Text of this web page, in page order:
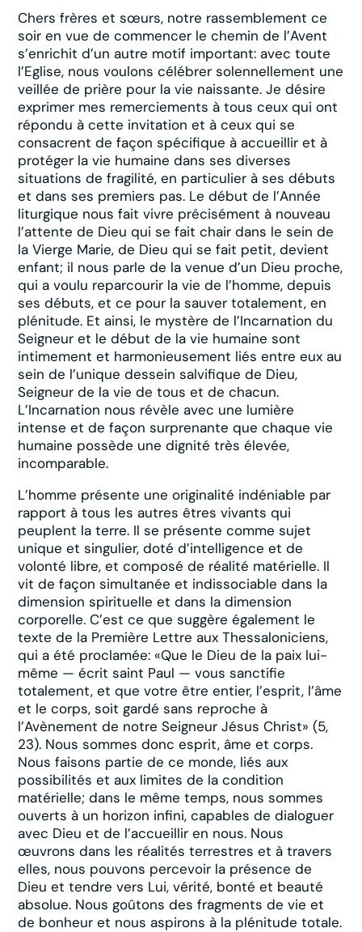
Chers frères et sœurs, notre rassemblement ce
soir en vue de commencer le chemin de l’Avent
s’enrichit d’un autre motif important: avec toute
l’Eglise, nous voulons célébrer solennellement une
veillée de prière pour la vie naissante. Je désire
exprimer mes remerciements à tous ceux qui ont
répondu à cette invitation et à ceux qui se
consacrent de façon spécifique à accueillir et à
protéger la vie humaine dans ses diverses
situations de fragilité, en particulier à ses débuts
et dans ses premiers pas. Le début de l’Année
liturgique nous fait vivre précisément à nouveau
l’attente de Dieu qui se fait chair dans le sein de
la Vierge Marie, de Dieu qui se fait petit, devient
enfant; il nous parle de la venue d’un Dieu proche,
qui a voulu reparcourir la vie de l’homme, depuis
ses débuts, et ce pour la sauver totalement, en
plénitude. Et ainsi, le mystère de l’Incarnation du
Seigneur et le début de la vie humaine sont
intimement et harmonieusement liés entre eux au
sein de l’unique dessein salvifique de Dieu,
Seigneur de la vie de tous et de chacun.
L’Incarnation nous révèle avec une lumière
intense et de façon surprenante que chaque vie
humaine possède une dignité très élevée,
incomparable.
L’homme présente une originalité indéniable par
rapport à tous les autres êtres vivants qui
peuplent la terre. Il se présente comme sujet
unique et singulier, doté d’intelligence et de
volonté libre, et composé de réalité matérielle. Il
vit de façon simultanée et indissociable dans la
dimension spirituelle et dans la dimension
corporelle. C’est ce que suggère également le
texte de la Première Lettre aux Thessaloniciens,
qui a été proclamée: «Que le Dieu de la paix lui-
même — écrit saint Paul — vous sanctifie
totalement, et que votre être entier, l’esprit, l’âme
et le corps, soit gardé sans reproche à
l’Avènement de notre Seigneur Jésus Christ» (5,
23). Nous sommes donc esprit, âme et corps.
Nous faisons partie de ce monde, liés aux
possibilités et aux limites de la condition
matérielle; dans le même temps, nous sommes
ouverts à un horizon infini, capables de dialoguer
avec Dieu et de l’accueillir en nous. Nous
œuvrons dans les réalités terrestres et à travers
elles, nous pouvons percevoir la présence de
Dieu et tendre vers Lui, vérité, bonté et beauté
absolue. Nous goûtons des fragments de vie et
de bonheur et nous aspirons à la plénitude totale.